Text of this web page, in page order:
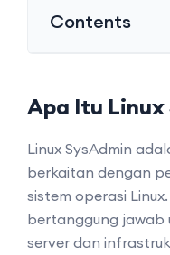
Contents
Apa Itu Linux
Linux SysAdmin
berkaitan dengan
sistem operasi
bertanggung jawab
server dan